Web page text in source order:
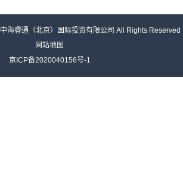
中海睿通（北京）国际投资有限公司 All Rights Reserved
网站地图
京ICP备2020040156号-1